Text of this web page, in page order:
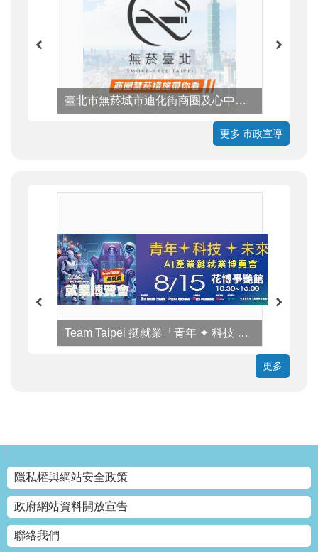
臺北市無菸城市迪化街商圈及心中山線形公園周邊商圈禁菸宣導
更多 市政宣導
Team Taipei 挺就業「青年 ✦ 科技 ✦ 未來」AI產業鏈就業博覽會
更多
:::
隱私權與網站安全政策
政府網站資料開放宣告
聯絡我們